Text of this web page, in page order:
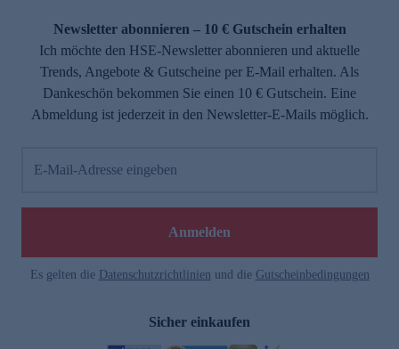
Newsletter abonnieren – 10 € Gutschein erhalten
Ich möchte den HSE-Newsletter abonnieren und aktuelle
Trends, Angebote & Gutscheine per E-Mail erhalten. Als
Dankeschön bekommen Sie einen 10 € Gutschein. Eine
Abmeldung ist jederzeit in den Newsletter-E-Mails möglich.
E-Mail-Adresse eingeben
Anmelden
Es gelten die Datenschutzrichtlinien und die Gutscheinbedingungen
Sicher einkaufen